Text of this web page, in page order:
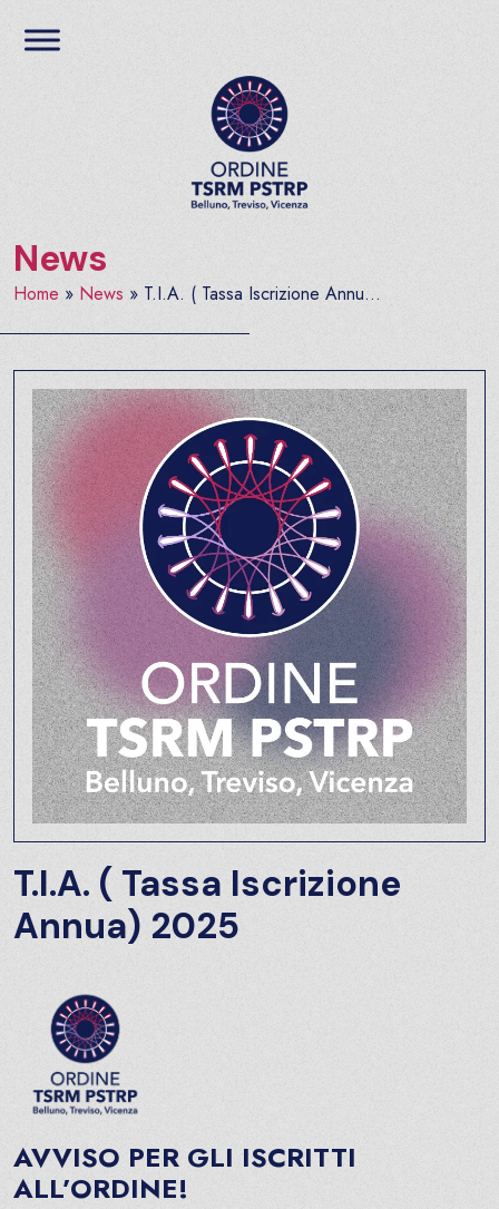
News
Home » News » T.I.A. ( Tassa Iscrizione Annu...
T.I.A. ( Tassa Iscrizione
Annua) 2025
AVVISO PER GLI ISCRITTI
ALL’ORDINE!